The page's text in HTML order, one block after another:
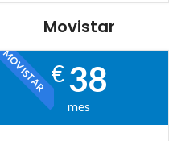
Movistar
MOVISTAR€38
mes